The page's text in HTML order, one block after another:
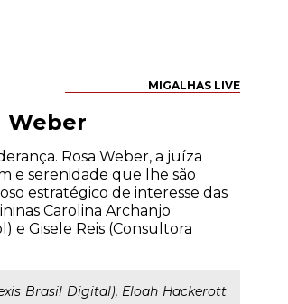
MIGALHAS LIVE
Weber
Rosa Weber, a juíza
e serenidade que lhe são
estratégico de interesse das
Carolina Archanjo
e Gisele Reis (Consultora
Brasil Digital), Eloah Hackerott